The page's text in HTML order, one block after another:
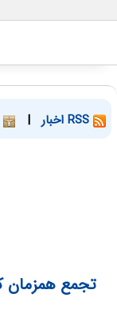
|
تجمع همزمان